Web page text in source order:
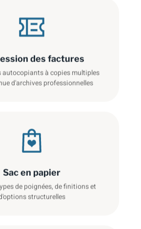
des factures
à copies multiples
d'archives professionnelles
Sac en papier
de poignées, de finitions et
structurelles